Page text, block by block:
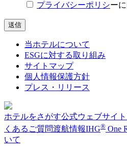
プライバシーポリシー
当ホテルについて
ESGに対する取り組み
サイトマップ
個人情報保護方針
プレス・リリース
ホテルをさがす公式ウェブサイト
くあるご質問渡航情報IHG® One
いて